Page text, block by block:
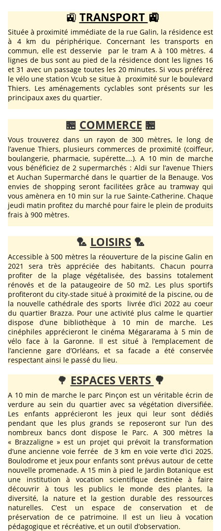
🚉 TRANSPORT 🚉
Située à proximité immédiate de la rue Galin, la résidence est
à 4 km du périphérique. Concernant les transports en
commun, elle est desservie par le tram A à 100 mètres. 4
lignes de bus sont au pied de la résidence dont les lignes 16
et 31 avec un passage toutes les 20 minutes. Si vous préférez
le vélo une station Vcub se situe à proximité sur le boulevard
Thiers. Les aménagements cyclables sont présents sur les
principaux axes du quartier.
🏪 COMMERCE 🏪
Vous trouverez dans un rayon de 300 mètres, le long de
l’avenue Thiers, plusieurs commerces de proximité (coiffeur,
boulangerie, pharmacie, supérette….). A 10 min de marche
vous bénéficiez de 2 supermarchés : Aldi sur l’avenue Thiers
et Auchan Supermarché dans le quartier de la Benauge. Vos
envies de shopping seront facilitées grâce au tramway qui
vous amènera en 10 min sur la rue Sainte-Catherine. Chaque
jeudi matin profitez du marché pour faire le plein de produits
frais à 900 mètres.
🏸 LOISIRS🏸
Accessible à 500 mètres la réouverture de la piscine Galin en
2021 sera très appréciée des habitants. Chacun pourra
profiter de la plage végétalisée, des bassins totalement
rénovés et de la pataugeoire de 50 m2. Les plus sportifs
profiteront du city-stade situé à proximité de la piscine, ou de
la nouvelle cathédrale des sports livrée d’ici 2022 au coeur
du quartier Brazza. Pour une activité plus calme le quartier
dispose d’une bibliothèque à 10 min de marche. Les
cinéphiles apprécieront le cinéma Mégararama à 5 min de
vélo face à la Garonne. Il est situé à l’emplacement de
l’ancienne gare d’Orléans, et sa facade a été conservée
respectant ainsi le passé du lieu.
🌳 ESPACES VERTS 🌳
A 10 min de marche le parc Pinçon est un véritable écrin de
verdure au sein du quartier avec sa végétation diversifiée.
Les enfants apprécieront les jeux qui leur sont dédiés
pendant que les plus grands se reposeront sur l’un des
nombreux bancs dont dispose le Parc. A 300 mètres la
« Brazzaligne » est un projet qui prévoit la transformation
d’une ancienne voie ferrée de 3 km en voie verte d’ici 2025.
Boulodrome et jeux pour enfants sont prévus autour de cette
nouvelle promenade. A 15 min à pied le Jardin Botanique est
une institution à vocation scientifique destinée à faire
découvrir à tous les publics le monde des plantes, la
diversité, la nature et la gestion durable des ressources
naturelles. C’est un espace de conservation et de
préservation de ce patrimoine. Il est un lieu à vocation
pédagogique et récréative, et un outil d’observation.